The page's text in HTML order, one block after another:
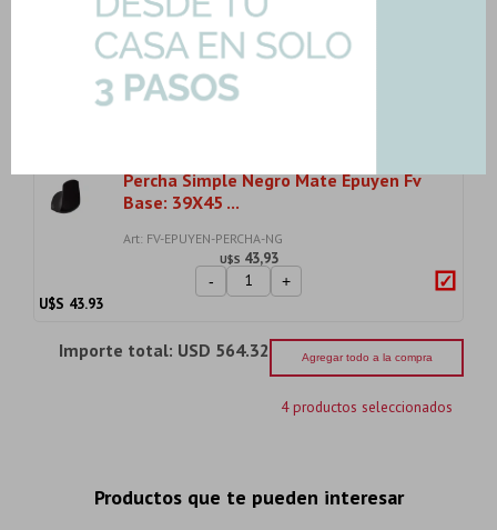
Roseta Y Brazo Redonda Articulada
20Cm Negro Ma...
Art: FV-DUCHA-ART-20
U$S
Percha Simple Negro Mate Epuyen Fv
Base: 39X45 ...
Art: FV-EPUYEN-PERCHA-NG
U$S 43,93
- +
U$S 43.93
Importe total: USD 564.32 Agregar todo a la compra
4 productos seleccionados
Productos que te pueden interesar